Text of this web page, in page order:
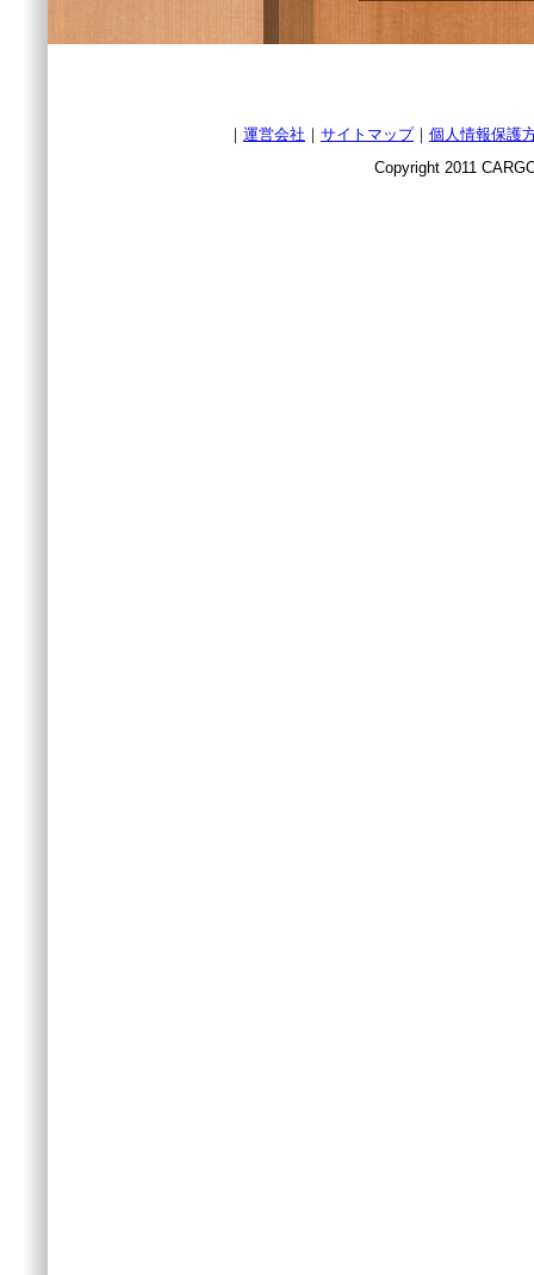
｜ 運営会社 ｜ サイトマップ｜ 個人情報保護
Copyright 2011